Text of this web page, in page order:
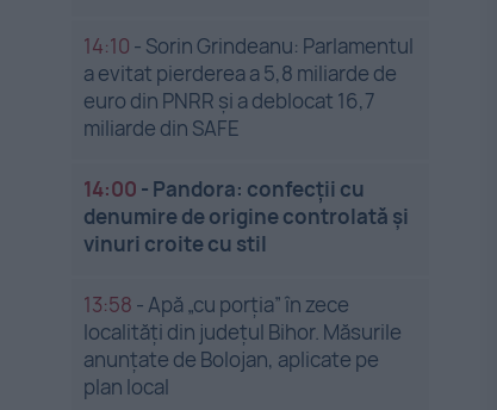
14:10 - Sorin Grindeanu: Parlamentul
a evitat pierderea a 5,8 miliarde de
euro din PNRR și a deblocat 16,7
miliarde din SAFE
14:00 - Pandora: confecții cu
denumire de origine controlată și
vinuri croite cu stil
13:58 -Apă „cu porția” în zece
localități din județul Bihor. Măsurile
anunțate de Bolojan, aplicate pe
plan local